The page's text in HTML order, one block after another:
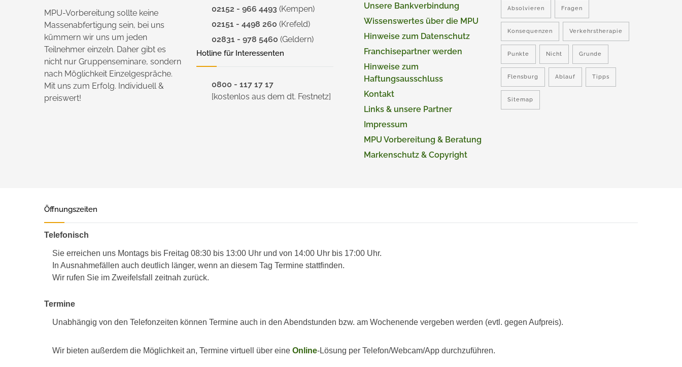
MPU-Vorbereitung sollte keine
Massenabfertigung sein, bei uns
kümmern wir uns um jeden
Teilnehmer einzeln. Daher gibt es
nicht nur Gruppenseminare, sondern
nach Möglichkeit Einzelgespräche.
Mit uns zum Erfolg. Individuell &
preiswert!
02152 - 966 4493 (Kempen)
02151 - 4498 260 (Krefeld)
02831 - 978 5460 (Geldern)
Hotline für Interessenten
0800 - 117 17 17
[kostenlos aus dem dt. Festnetz]
Unsere Bankverbindung
Wissenswertes über die MPU
Hinweise zum Datenschutz
Franchisepartner werden
Hinweise zum
Haftungsausschluss
Kontakt
Links & unsere Partner
Impressum
MPU Vorbereitung & Beratung
Markenschutz & Copyright
Absolvieren Fragen
Konsequenzen Verkehrstherapie
Punkte Nicht Grunde
Flensburg Ablauf Tipps
Sitemap
Öffnungszeiten
Telefonisch
Sie erreichen uns Montags bis Freitag 08:30 bis 13:00 Uhr und von 14:00 Uhr bis 17:00 Uhr.
In Ausnahmefällen auch deutlich länger, wenn an diesem Tag Termine stattfinden.
Wir rufen Sie im Zweifelsfall zeitnah zurück.
Termine
Unabhängig von den Telefonzeiten können Termine auch in den Abendstunden bzw. am Wochenende vergeben werden (evtl. gegen Aufpreis).
Wir bieten außerdem die Möglichkeit an, Termine virtuell über eine Online-Lösung per Telefon/Webcam/App durchzuführen.